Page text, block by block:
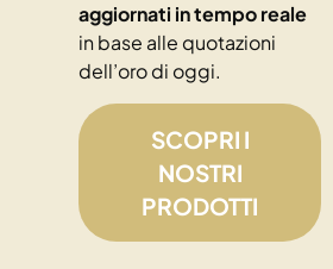
aggiornati in tempo reale
in base alle quotazioni
dell’oro di oggi.
SCOPRI I
NOSTRI
PRODOTTI